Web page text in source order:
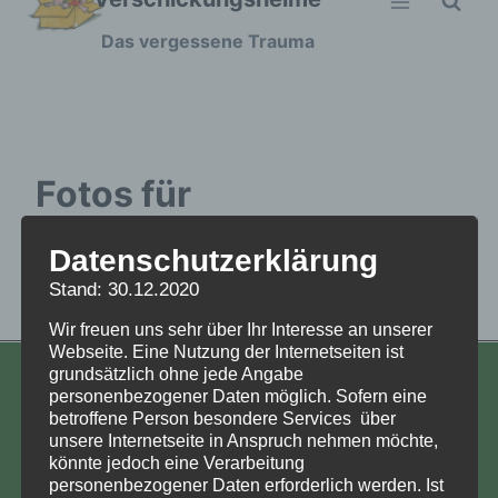
Zum
Das vergessene Trauma
Fotos für
Fortbildungsangwbot
Fotos für Fortbildungsangwbot
KONTAKT
Aufarbeitung und Erforschung
Kinderverschickung e.V.
Datenschutzerklärung
Stand: 30.12.2020
Wir freuen uns sehr über Ihr Interesse an unserer
Webseite. Eine Nutzung der Internetseiten ist
grundsätzlich ohne jede Angabe
personenbezogener Daten möglich. Sofern eine
betroffene Person besondere Services über
unsere Internetseite in Anspruch nehmen möchte,
könnte jedoch eine Verarbeitung
personenbezogener Daten erforderlich werden. Ist